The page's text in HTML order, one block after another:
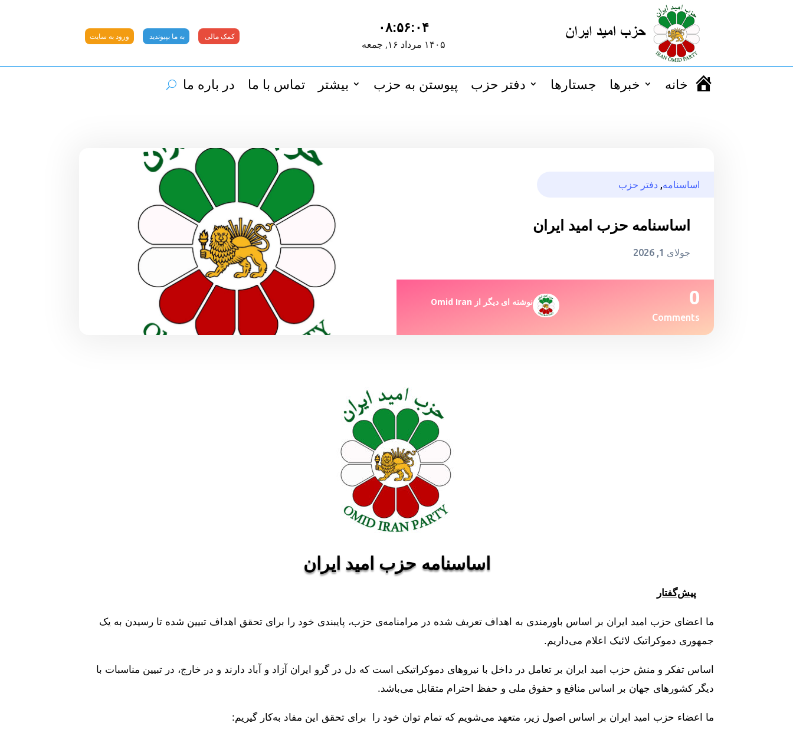
۰۸:۵۶:۰۵
۱۴۰۵ مرداد ۱۶, جمعه
کمک مالی به ما بپیوندید ورود به سایت
خانه خبرها جستارها دفتر حزب پیوستن به حزب بیشتر تماس با ما در باره ما
اساسنامه,دفتر حزب
اساسنامه حزب امید ایران
جولای 1, 2026
نوشته ای دیگر از Omid Iran 0
Comments
اساسنامه حزب امید ایران
پیش‌گفتار
ما اعضای حزب امید ایران بر اساس باورمندی به اهداف تعریف شده در مرامنامه‌ی حزب، پایبندی خود را برای تحقق اهداف تبیین شده تا رسیدن به یک
جمهوری دموکراتیک لائیک اعلام می‌داریم.
اساس تفکر و منش حزب امید ایران بر تعامل در داخل با نیروهای دموکراتیکی است که دل در گرو ایران آزاد و آباد دارند و در خارج، در تبیین مناسبات با
دیگر کشورهای جهان بر اساس منافع و حقوق ملی و حفظ احترام متقابل می‌باشد.
ما اعضاء حزب امید ایران بر اساس اصول زیر، متعهد می‌شویم که تمام توان خود را برای تحقق این مفاد به‌کار گیریم: